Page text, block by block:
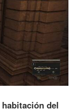
habitación del